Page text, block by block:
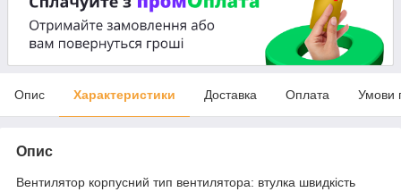
Опис Характеристики Доставка Оплата Умови
Опис
Вентилятор корпусний тип вентилятора: втулка швидкість